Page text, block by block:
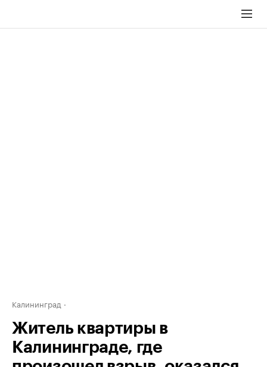
Калининград
Житель квартиры в
Калининграде, где